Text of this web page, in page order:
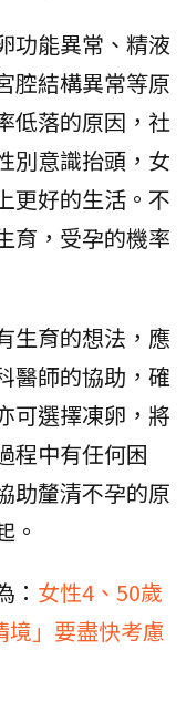
功能異常、精液
腔結構異常等原
低落的原因，社
別意識抬頭，女
更好的生活。不
育，受孕的機率
生育的想法，應
醫師的協助，確
可選擇凍卵，將
程中有任何困
助釐清不孕的原
。
： 女性4、50歲
境」要盡快考慮